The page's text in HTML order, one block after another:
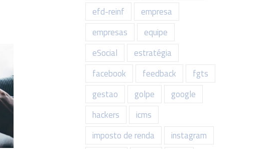
efd-reinf
empresa
empresas
equipe
eSocial
estratégia
facebook
feedback
fgts
gestao
golpe
google
hackers
icms
imposto de renda
instagram